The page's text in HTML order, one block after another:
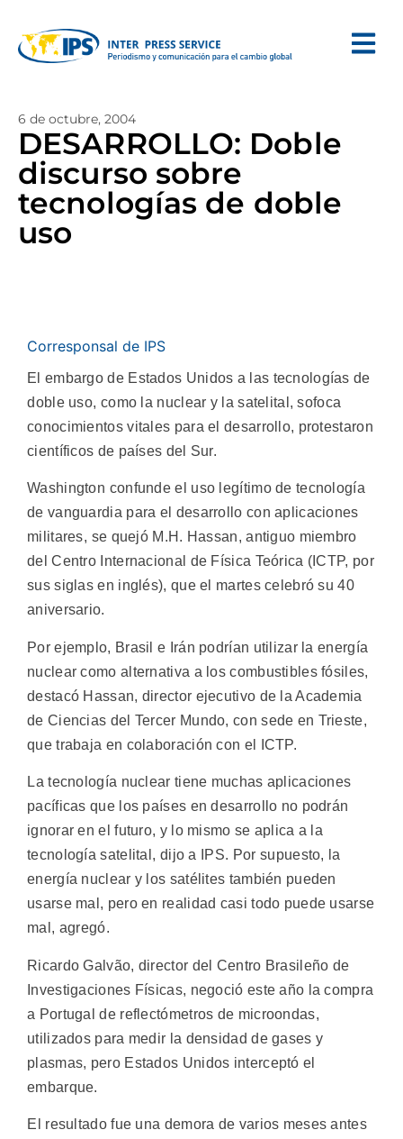
6 de octubre, 2004
DESARROLLO: Doble
discurso sobre
tecnologías de doble
uso
Corresponsal de IPS
El embargo de Estados Unidos a las tecnologías de
doble uso, como la nuclear y la satelital, sofoca
conocimientos vitales para el desarrollo, protestaron
científicos de países del Sur.
Washington confunde el uso legítimo de tecnología
de vanguardia para el desarrollo con aplicaciones
militares, se quejó M.H. Hassan, antiguo miembro
del Centro Internacional de Física Teórica (ICTP, por
sus siglas en inglés), que el martes celebró su 40
aniversario.
Por ejemplo, Brasil e Irán podrían utilizar la energía
nuclear como alternativa a los combustibles fósiles,
destacó Hassan, director ejecutivo de la Academia
de Ciencias del Tercer Mundo, con sede en Trieste,
que trabaja en colaboración con el ICTP.
La tecnología nuclear tiene muchas aplicaciones
pacíficas que los países en desarrollo no podrán
ignorar en el futuro, y lo mismo se aplica a la
tecnología satelital, dijo a IPS. Por supuesto, la
energía nuclear y los satélites también pueden
usarse mal, pero en realidad casi todo puede usarse
mal, agregó.
Ricardo Galvão, director del Centro Brasileño de
Investigaciones Físicas, negoció este año la compra
a Portugal de reflectómetros de microondas,
utilizados para medir la densidad de gases y
plasmas, pero Estados Unidos interceptó el
embarque.
El resultado fue una demora de varios meses antes